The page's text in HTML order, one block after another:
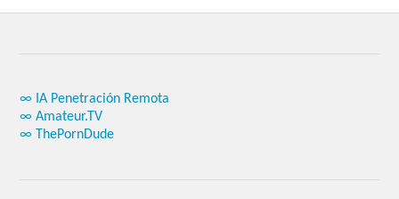
∞ IA Penetración Remota
∞ Amateur.TV
∞ ThePornDude